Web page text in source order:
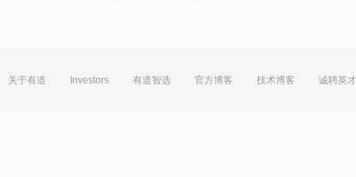
关于有道 Investors 有道智选 官方博客 技术博客 诚聘英才